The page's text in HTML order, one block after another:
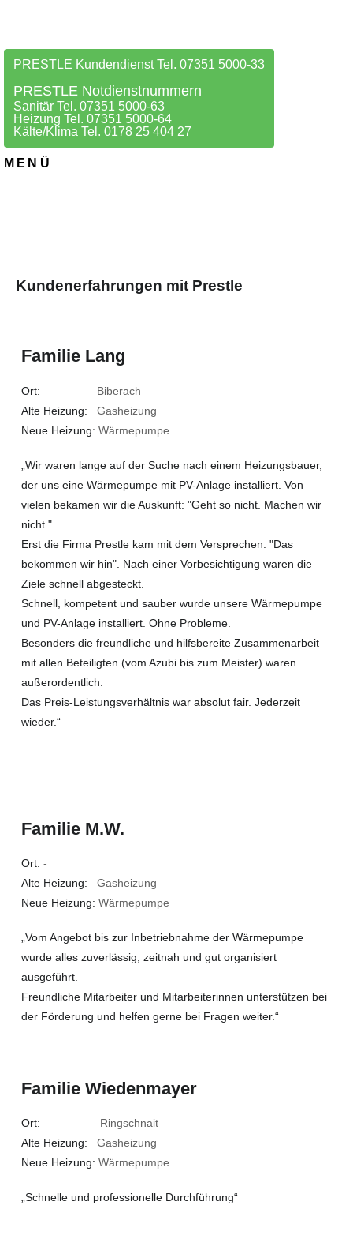
PRESTLE Kundendienst Tel. 07351 5000-33
PRESTLE Notdienstnummern
Sanitär Tel. 07351 5000-63
Heizung Tel. 07351 5000-64
Kälte/Klima Tel. 0178 25 404 27
MENÜ
Kundenerfahrungen mit Prestle
Familie Lang
Ort: Biberach
Alte Heizung: Gasheizung
Neue Heizung: Wärmepumpe
„Wir waren lange auf der Suche nach einem Heizungsbauer,
der uns eine Wärmepumpe mit PV-Anlage installiert. Von
vielen bekamen wir die Auskunft: "Geht so nicht. Machen wir
nicht."
Erst die Firma Prestle kam mit dem Versprechen: "Das
bekommen wir hin". Nach einer Vorbesichtigung waren die
Ziele schnell abgesteckt.
Schnell, kompetent und sauber wurde unsere Wärmepumpe
und PV-Anlage installiert. Ohne Probleme.
Besonders die freundliche und hilfsbereite Zusammenarbeit
mit allen Beteiligten (vom Azubi bis zum Meister) waren
außerordentlich.
Das Preis-Leistungsverhältnis war absolut fair. Jederzeit
wieder.“
Familie M.W.
Ort: -
Alte Heizung: Gasheizung
Neue Heizung: Wärmepumpe
„Vom Angebot bis zur Inbetriebnahme der Wärmepumpe
wurde alles zuverlässig, zeitnah und gut organisiert
ausgeführt.
Freundliche Mitarbeiter und Mitarbeiterinnen unterstützen bei
der Förderung und helfen gerne bei Fragen weiter.“
Familie Wiedenmayer
Ort: Ringschnait
Alte Heizung: Gasheizung
Neue Heizung: Wärmepumpe
„Schnelle und professionelle Durchführung“